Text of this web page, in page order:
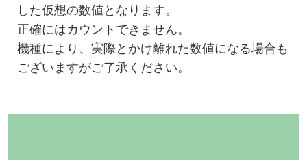
した仮想の数値となります。
正確にはカウントできません。
機種により、実際とかけ離れた数値になる場合も
ございますがご了承ください。